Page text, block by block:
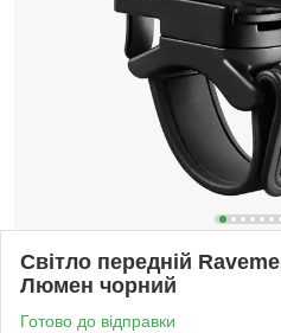
Світло передній
Люмен чорний
Готово до відправки